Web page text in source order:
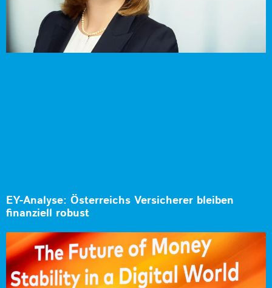
EY-Analyse: Österreichs Versicherer bleiben
finanziell robust